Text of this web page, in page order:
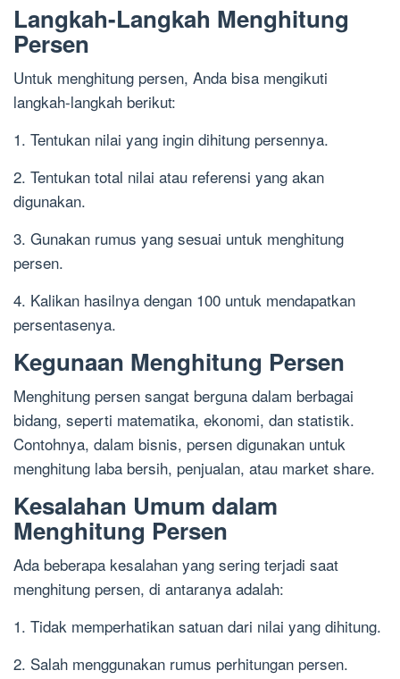
Langkah-Langkah Menghitung
Persen
Untuk menghitung persen, Anda bisa mengikuti
langkah-langkah berikut:
1. Tentukan nilai yang ingin dihitung persennya.
2. Tentukan total nilai atau referensi yang akan
digunakan.
3. Gunakan rumus yang sesuai untuk menghitung
persen.
4. Kalikan hasilnya dengan 100 untuk mendapatkan
persentasenya.
Kegunaan Menghitung Persen
Menghitung persen sangat berguna dalam berbagai
bidang, seperti matematika, ekonomi, dan statistik.
Contohnya, dalam bisnis, persen digunakan untuk
menghitung laba bersih, penjualan, atau market share.
Kesalahan Umum dalam
Menghitung Persen
Ada beberapa kesalahan yang sering terjadi saat
menghitung persen, di antaranya adalah:
1. Tidak memperhatikan satuan dari nilai yang dihitung.
2. Salah menggunakan rumus perhitungan persen.